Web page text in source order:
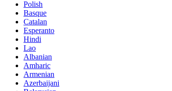
Polish
Basque
Catalan
Esperanto
Hindi
Lao
Albanian
Amharic
Armenian
Azerbaijani